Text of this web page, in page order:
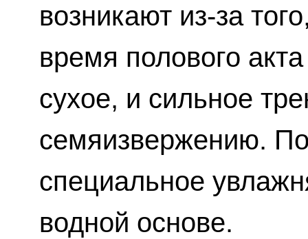
возникают из-за
время полового
сухое, и сильное
семяизвержению.
специальное
водной основе.